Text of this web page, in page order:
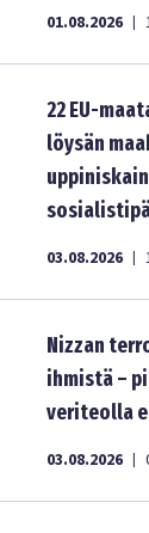
01.08.2026 |
22 EU-
löysän
03.08.2026 |
Nizzan
ihmistä –
veriteolla
03.08.2026 |